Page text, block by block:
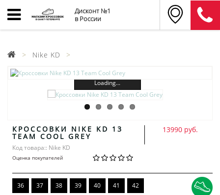
Дисконт №1
в России
Nike KD
Loading...
КРОССОВКИ NIKE KD 13
TEAM COOL GREY
Код товара:: Nike KD
Оценка покупателей
13990 руб.
36 37 38 39 40 41 42